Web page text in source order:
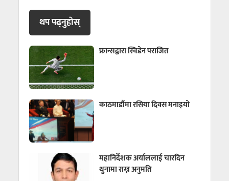
थप पढ्नुहाेस्
फ्रान्सद्वारा स्विडेन पराजित
काठमाडौंमा रसिया दिवस मनाइयो
महानिर्देशक अर्याललाई चारदिन
थुनामा राख्न अनुमति